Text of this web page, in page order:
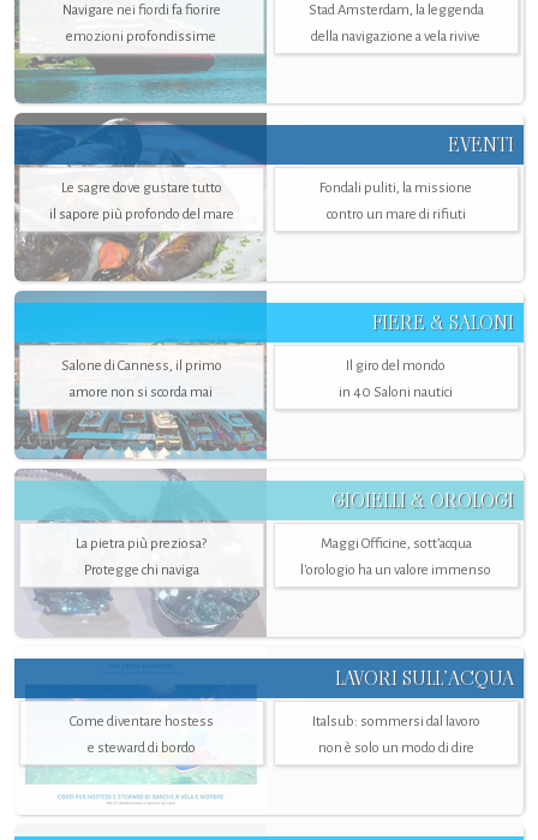
Navigare nei fiordi fa fiorire
emozioni profondissime
Stad Amsterdam, la leggenda
della navigazione a vela rivive
EVENTI
Le sagre dove gustare tutto
il sapore più profondo del mare
Fondali puliti, la missione
contro un mare di rifiuti
FIERE & SALONI
Salone di Canness, il primo
amore non si scorda mai
Il giro del mondo
in 40 Saloni nautici
GIOIELLI & OROLOGI
La pietra più preziosa?
Protegge chi naviga
Maggi Officine, sott’acqua
l'orologio ha un valore immenso
LAVORI SULL’ACQUA
Come diventare hostess
e steward di bordo
Italsub: sommersi dal lavoro
non è solo un modo di dire